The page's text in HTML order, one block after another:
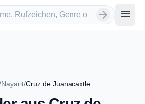
arrow_forward menu
/Nayarit/Cruz de Juanacaxtle